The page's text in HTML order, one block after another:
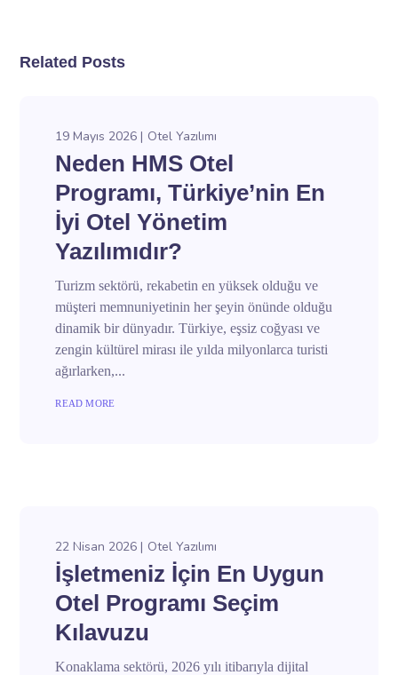
Related Posts
19 Mayıs 2026 Otel Yazılımı
Neden HMS Otel
Programı, Türkiye’nin En
İyi Otel Yönetim
Yazılımıdır?
Turizm sektörü, rekabetin en yüksek olduğu ve
müşteri memnuniyetinin her şeyin önünde olduğu
dinamik bir dünyadır. Türkiye, eşsiz coğyası ve
zengin kültürel mirası ile yılda milyonlarca turisti
ağırlarken,...
READ MORE
22 Nisan 2026 Otel Yazılımı
İşletmeniz İçin En Uygun
Otel Programı Seçim
Kılavuzu
Konaklama sektörü, 2026 yılı itibarıyla dijital